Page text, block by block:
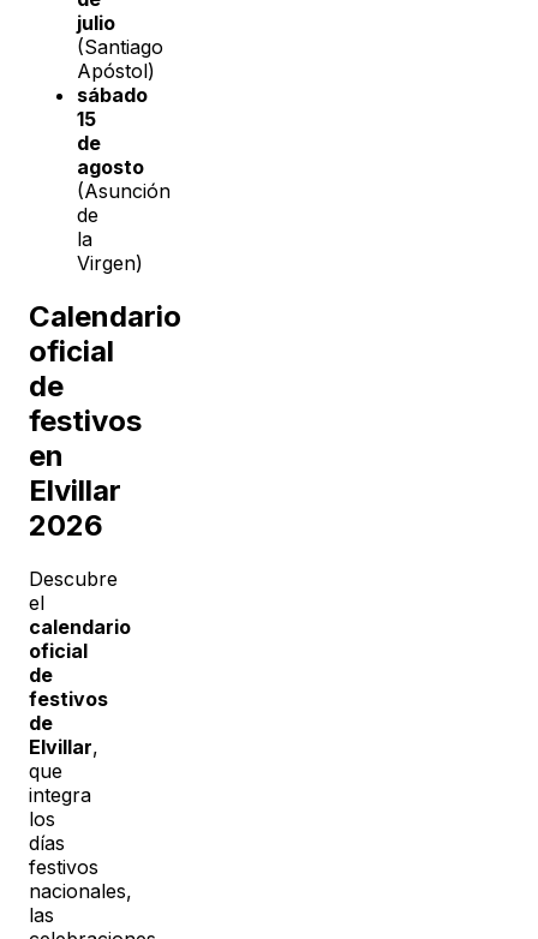
julio
(Santiago
Apóstol)
sábado
15
de
agosto
(Asunción
de
la
Virgen)
Calendario
oficial
de
festivos
en
Elvillar
2026
Descubre
el
calendario
oficial
de
festivos
de
Elvillar,
que
integra
los
días
festivos
nacionales,
las